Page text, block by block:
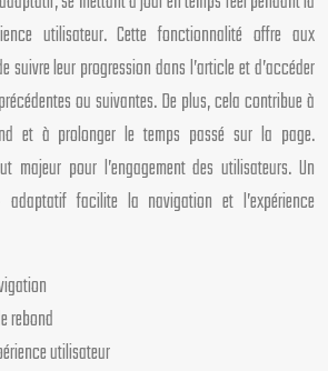
utilisateur. Cette fonctionnalité offre aux
leur progression dans l’article et d’accéder
ou suivantes. De plus, cela contribue à
et à prolonger le temps passé sur la page.
majeur pour l’engagement des utilisateurs. Un
facilite la navigation et l’expérience
rebond
utilisateur